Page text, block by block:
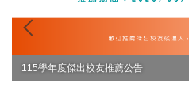
🚀 2026職涯 × 就輔系列活動 "職涯諮
握✨ 全程免費，歡迎同學一起提前接軌